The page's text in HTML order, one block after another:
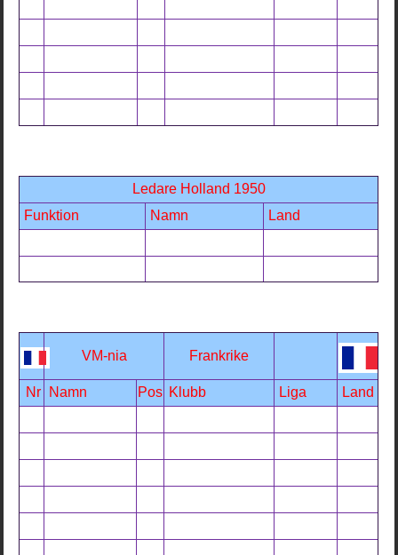
Ledare Holland 1950
Funktion
Namn Land
VM-nia Frankrike
Nr Namn Pos Klubb Liga Land